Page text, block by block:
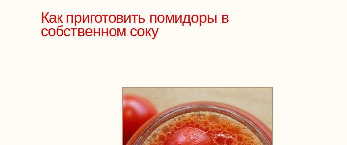
Как приготовить помидоры в
собственном соку